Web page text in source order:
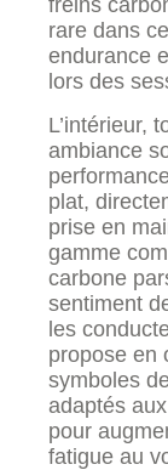
freins
rare dans
endurance
lors des
L’intérieur,
ambiance
plat,
prise en
gamme
carbone
sentiment
les
propose en
symboles
adaptés
pour
fatigue au